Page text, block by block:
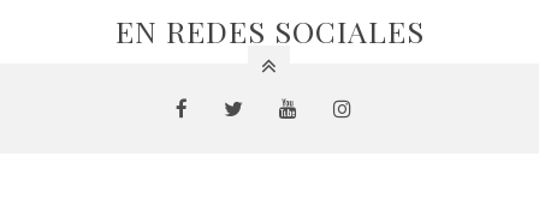
EN REDES SOCIALES